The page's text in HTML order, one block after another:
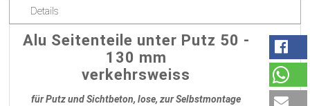
Details
Alu Seitenteile unter Putz 50 -
130 mm
verkehrsweiss
für Putz und Sichtbeton, lose, zur Selbstmontage